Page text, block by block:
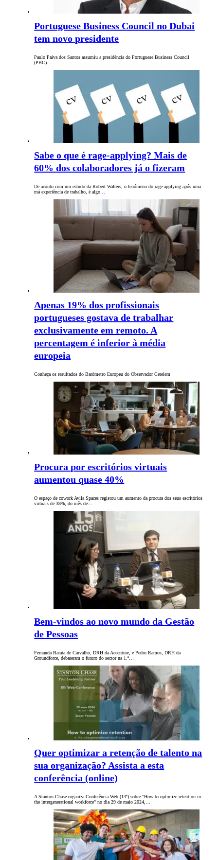
Portuguese Business Council no Dubai
tem novo presidente
Paulo Paiva dos Santos assumiu a presidência do Portuguese Business Council
(PBC).
Sabe o que é rage-applying? Mais de
60% dos colaboradores já o fizeram
De acordo com um estudo da Robert Walters, o fenómeno do rage-applying após uma
má experiência de trabalho, é algo…
Apenas 19% dos profissionais
portugueses gostava de trabalhar
exclusivamente em remoto. A
percentagem é inferior à média
europeia
Conheça os resultados do Barómetro Europeu do Observador Cetelem
Procura por escritórios virtuais
aumentou quase 40%
O espaço de cowork Avila Spaces registou um aumento da procura dos seus escritórios
virtuais de 38%, do mês de…
Bem-vindos ao novo mundo da Gestão
de Pessoas
Fernanda Barata de Carvalho, DRH da Accenture, e Pedro Ramos, DRH da
Groundforce, debateram o futuro do sector na 1.ª…
Quer optimizar a retenção de talento na
sua organização? Assista a esta
conferência (online)
A Stanton Chase organiza Conferência Web (13ª) sobre “How to optimize retention in
the intergenerational workforce" no dia 29 de maio 2024,…